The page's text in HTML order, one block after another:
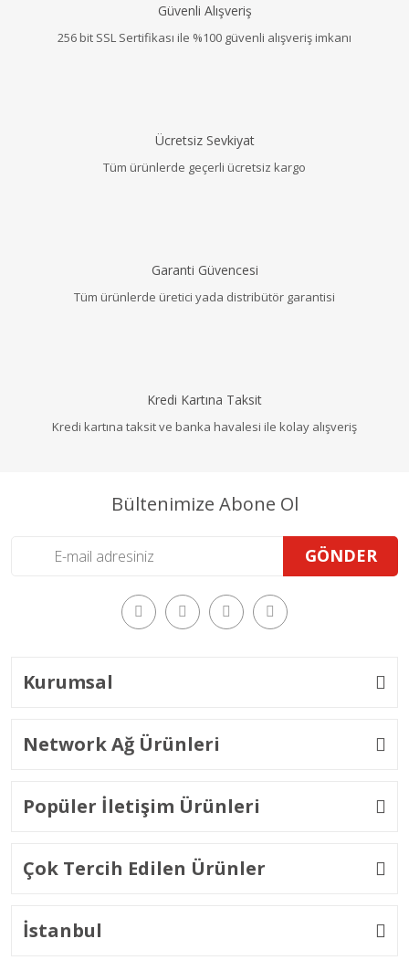
Güvenli Alışveriş
256 bit SSL Sertifikası ile %100 güvenli alışveriş imkanı
Ücretsiz Sevkiyat
Tüm ürünlerde geçerli ücretsiz kargo
Garanti Güvencesi
Tüm ürünlerde üretici yada distribütör garantisi
Kredi Kartına Taksit
Kredi kartına taksit ve banka havalesi ile kolay alışveriş
Bültenimize Abone Ol
GÖNDER
Kurumsal
Network Ağ Ürünleri
Popüler İletişim Ürünleri
Çok Tercih Edilen Ürünler
İstanbul